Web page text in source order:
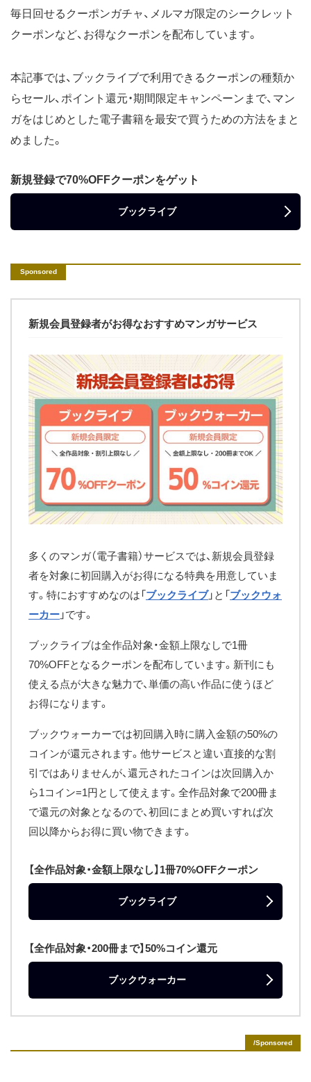
毎日回せるクーポンガチャ、メルマガ限定のシークレット
クーポンなど、お得なクーポンを配布しています。
本記事では、ブックライブで利用できるクーポンの種類か
らセール、ポイント還元・期間限定キャンペーンまで、マン
ガをはじめとした電子書籍を最安で買うための方法をまと
めました。
新規登録で70%OFFクーポンをゲット
ブックライブ
新規会員登録者がお得なおすすめマンガサービス
多くのマンガ（電子書籍）サービスでは、新規会員登録
者を対象に初回購入がお得になる特典を用意していま
す。特におすすめなのは「ブックライブ」と「ブックウォ
ーカー 」です。
ブックライブは全作品対象・金額上限なしで1冊
70%OFFとなるクーポンを配布しています。新刊にも
使える点が大きな魅力で、単価の高い作品に使うほど
お得になります。
ブックウォーカーでは初回購入時に購入金額の50%の
コインが還元されます。他サービスと違い直接的な割
引ではありませんが、還元されたコインは次回購入か
ら1コイン=1円として使えます。全作品対象で200冊ま
で還元の対象となるので、初回にまとめ買いすれば次
回以降からお得に買い物できます。
【全作品対象・金額上限なし】1冊70%OFFクーポン
ブックライブ
【全作品対象・200冊まで】50%コイン還元
ブックウォーカー